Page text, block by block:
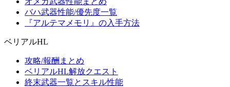
バハ武器性能/優先度一覧
『アルテマメモリ』の入手方法
ベリアルHL
攻略/報酬まとめ
ベリアルHL解放クエスト
終末武器一覧とスキル性能